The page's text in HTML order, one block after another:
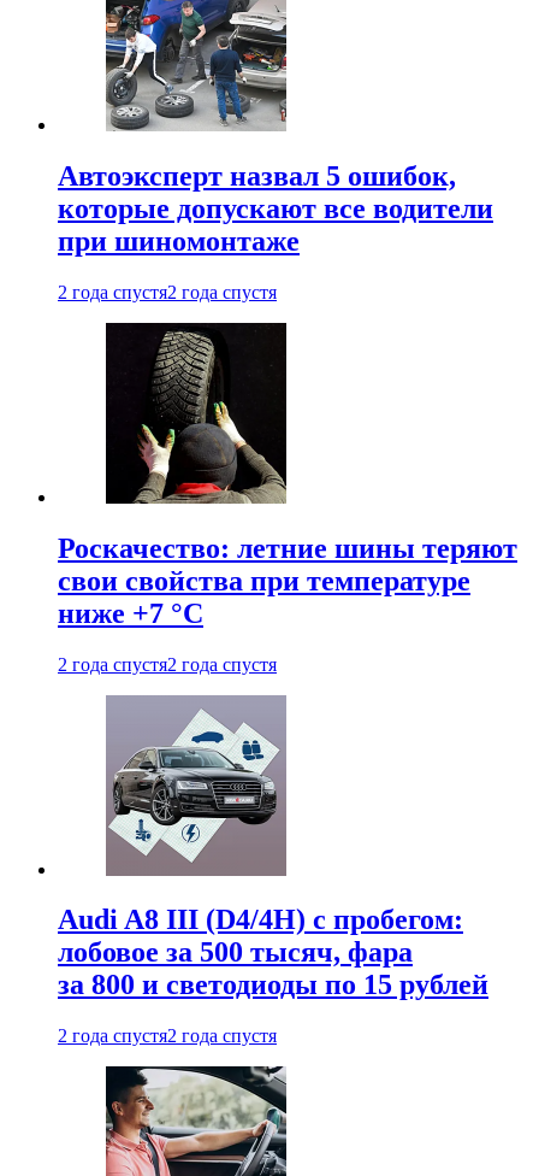
Автоэксперт назвал 5 ошибок,
которые допускают все водители
при шиномонтаже
2 года спустя2 года спустя
Роскачество: летние шины теряют
свои свойства при температуре
ниже +7 °C
2 года спустя2 года спустя
Audi A8 III (D4/4H) c пробегом:
лобовое за 500 тысяч, фара
за 800 и светодиоды по 15 рублей
2 года спустя2 года спустя